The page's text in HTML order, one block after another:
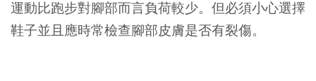
運動比跑步對腳部而言負荷較少。但必須小心選擇
鞋子並且應時常檢查腳部皮膚是否有裂傷。